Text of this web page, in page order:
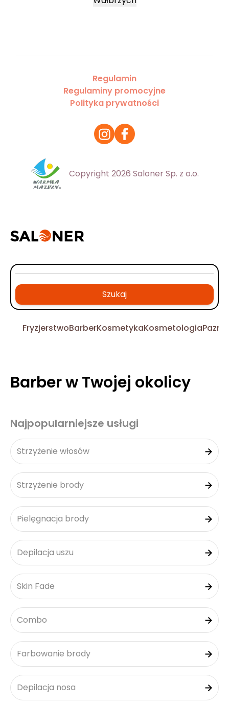
Regulamin
Regulaminy promocyjne
Polityka prywatności
Copyright 2026 Saloner Sp. z o.o.
Szukaj
FryzjerstwoBarberKosmetykaKosmetologia
Barber w Twojej okolicy
Najpopularniejsze usługi
Strzyżenie włosów
Strzyżenie brody
Pielęgnacja brody
Depilacja uszu
Skin Fade
Combo
Farbowanie brody
Depilacja nosa